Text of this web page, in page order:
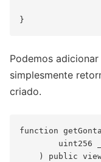
Podemos
simplesmente
criado.
function
uint256
) public